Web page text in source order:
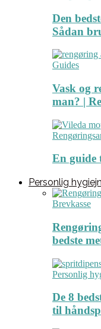
Den
Sådan
Guides
Vask og
man? |
En guide
Personlig
Brevkasse
bedste
Personlig
De 8
til